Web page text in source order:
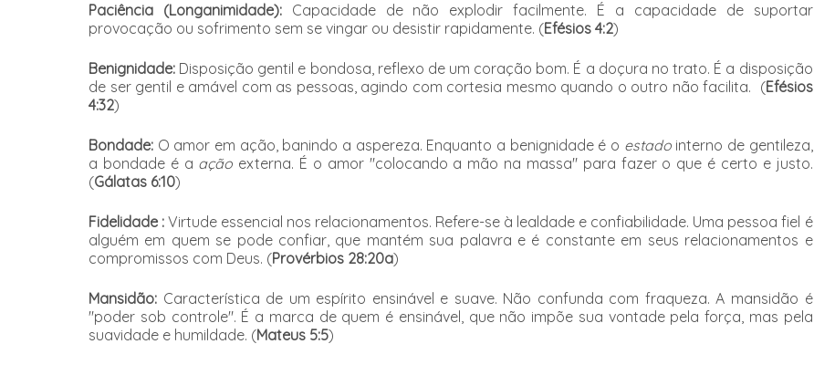
Paciência (Longanimidade):Capacidade de não explodir facilmente. É a capacidade de suportar
provocação ou sofrimento sem se vingar ou desistir rapidamente. (Efésios 4:2)
Benignidade: Disposição gentil e bondosa, reflexo de um coração bom. É a doçura no trato. É a disposição
de ser gentil e amável com as pessoas, agindo com cortesia mesmo quando o outro não facilita. (Efésios
4:32)
Bondade: O amor em ação, banindo a aspereza. Enquanto a benignidade é o estadointerno de gentileza,
a bondade é a ação externa. É o amor "colocando a mão na massa" para fazer o que é certo e justo.
(Gálatas 6:10)
Fidelidade : Virtude essencial nos relacionamentos. Refere-se à lealdade e confiabilidade. Uma pessoa fiel é
alguém em quem se pode confiar, que mantém sua palavra e é constante em seus relacionamentos e
compromissos com Deus. (Provérbios 28:20a)
Mansidão: Característica de um espírito ensinável e suave. Não confunda com fraqueza. A mansidão é
"poder sob controle". É a marca de quem é ensinável, que não impõe sua vontade pela força, mas pela
suavidade e humildade. (Mateus 5:5)